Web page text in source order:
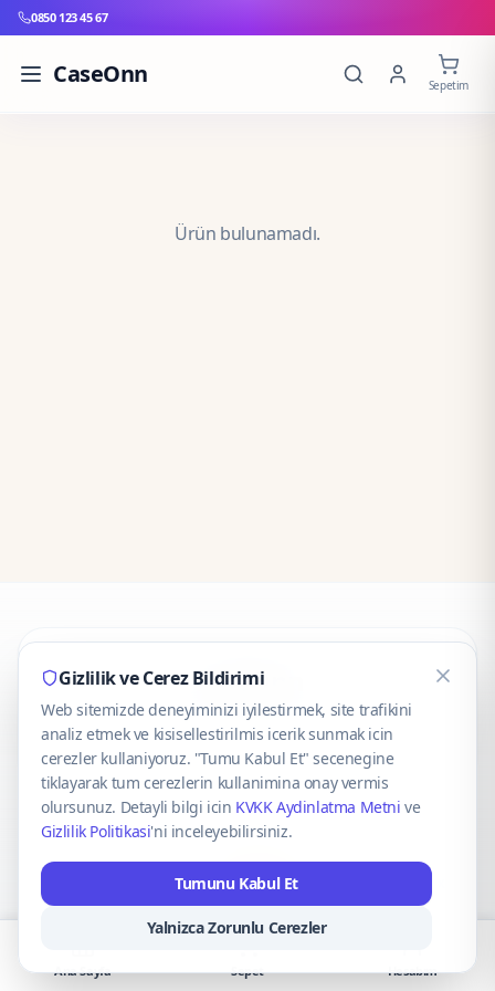
0850 123 45 67
CaseOnn Sepetim
Ürün bulunamadı.
CaseOnn
© 2025 CaseOnn. Tüm hakları saklıdır.
VISA Mastercard
Gizlilik ve Cerez Bildirimi
Web sitemizde deneyiminizi iyilestirmek, site trafikini
analiz etmek ve kisisellestirilmis icerik sunmak icin
cerezler kullaniyoruz. "Tumu Kabul Et" secenegine
tiklayarak tum cerezlerin kullanimina onay vermis
olursunuz. Detayli bilgi icin KVKK Aydinlatma Metni ve
Gizlilik Politikasi'ni inceleyebilirsiniz.
Tumunu Kabul Et
Yalnizca Zorunlu Cerezler
Ana Sayfa Sepet Hesabım